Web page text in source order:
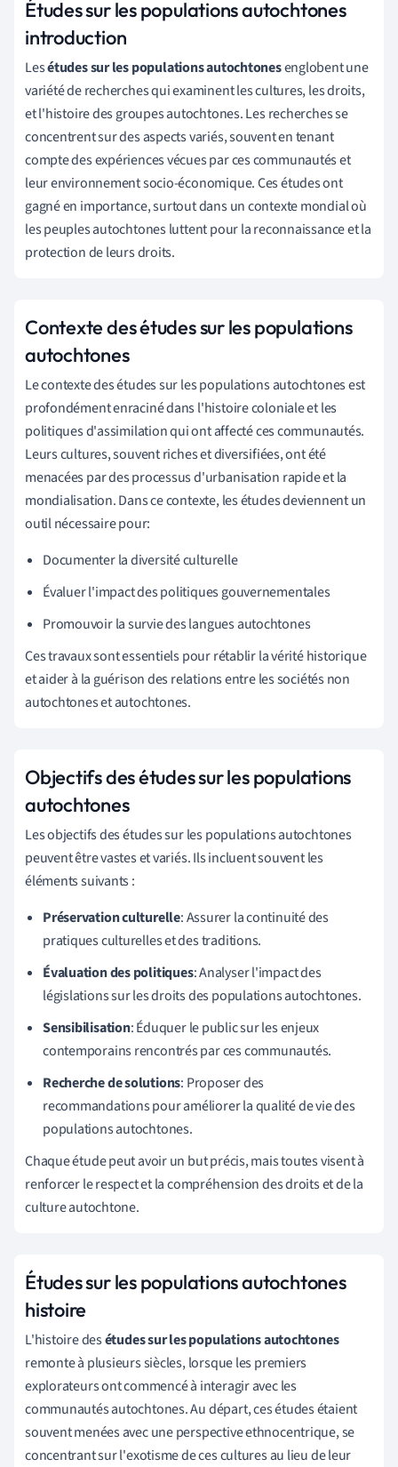
Études sur les populations autochtones
introduction
Lesétudes sur les populations autochtonesenglobent une
variété de recherches qui examinent les cultures, les droits,
et l'histoire des groupes autochtones. Les recherches se
concentrent sur des aspects variés, souvent en tenant
compte des expériences vécues par ces communautés et
leur environnement socio-économique. Ces études ont
gagné en importance, surtout dans un contexte mondial où
les peuples autochtones luttent pour la reconnaissance et la
protection de leurs droits.
Contexte des études sur les populations
autochtones
Le contexte des études sur les populations autochtones est
profondément enraciné dans l'histoire coloniale et les
politiques d'assimilation qui ont affecté ces communautés.
Leurs cultures, souvent riches et diversifiées, ont été
menacées par des processus d'urbanisation rapide et la
mondialisation. Dans ce contexte, les études deviennent un
outil nécessaire pour:
Documenter la diversité culturelle
Évaluer l'impact des politiques gouvernementales
Promouvoir la survie des langues autochtones
Ces travaux sont essentiels pour rétablir la vérité historique
et aider à la guérison des relations entre les sociétés non
autochtones et autochtones.
Objectifs des études sur les populations
autochtones
Les objectifs des études sur les populations autochtones
peuvent être vastes et variés. Ils incluent souvent les
éléments suivants :
Préservation culturelle: Assurer la continuité des
pratiques culturelles et des traditions.
Évaluation des politiques: Analyser l'impact des
législations sur les droits des populations autochtones.
Sensibilisation: Éduquer le public sur les enjeux
contemporains rencontrés par ces communautés.
Recherche de solutions: Proposer des
recommandations pour améliorer la qualité de vie des
populations autochtones.
Chaque étude peut avoir un but précis, mais toutes visent à
renforcer le respect et la compréhension des droits et de la
culture autochtone.
Études sur les populations autochtones
histoire
L'histoire desétudes sur les populations autochtones
remonte à plusieurs siècles, lorsque les premiers
explorateurs ont commencé à interagir avec les
communautés autochtones. Au départ, ces études étaient
souvent menées avec une perspective ethnocentrique, se
concentrant sur l'exotisme de ces cultures au lieu de leur